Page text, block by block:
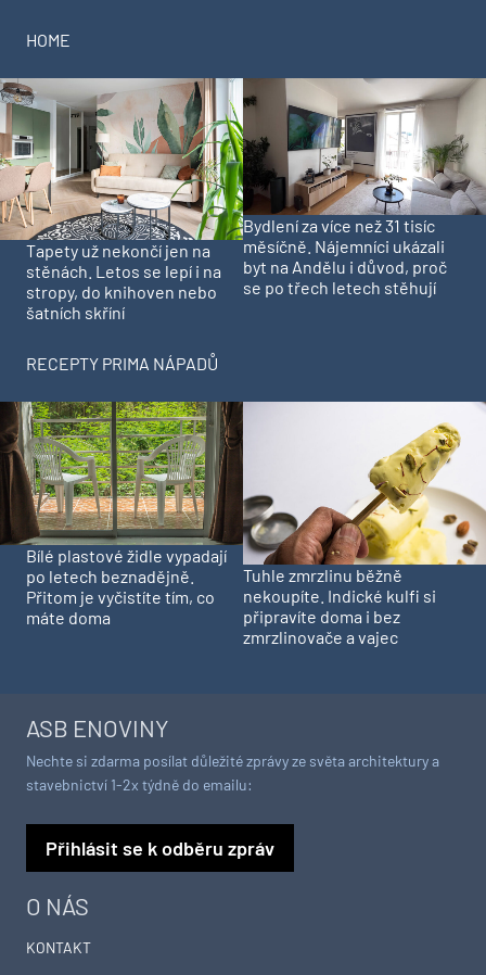
HOME
Tapety už nekončí jen na
stěnách. Letos se lepí i na
stropy, do knihoven nebo
šatních skříní
Bydlení za více než 31 tisíc
měsíčně. Nájemníci ukázali
byt na Andělu i důvod, proč
se po třech letech stěhují
RECEPTY PRIMA NÁPADŮ
Bílé plastové židle vypadají
po letech beznadějně.
Přitom je vyčistíte tím, co
máte doma
Tuhle zmrzlinu běžně
nekoupíte. Indické kulfi si
připravíte doma i bez
zmrzlinovače a vajec
O NÁS
KONTAKT
ASB ENOVINY
Nechte si zdarma posílat důležité zprávy ze světa architektury a
stavebnictví 1-2x týdně do emailu:
Přihlásit se k odběru zpráv